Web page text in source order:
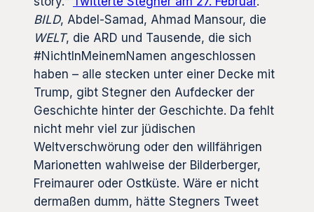
BILD, Abdel-Samad, Ahmad Mansour, die
WELT, die ARD und Tausende, die sich
#NichtInMeinemNamen angeschlossen
haben – alle stecken unter einer Decke mit
Trump, gibt Stegner den Aufdecker der
Geschichte hinter der Geschichte. Da fehlt
nicht mehr viel zur jüdischen
Weltverschwörung oder den willfährigen
Marionetten wahlweise der Bilderberger,
Freimaurer oder Ostküste. Wäre er nicht
dermaßen dumm, hätte Stegners Tweet